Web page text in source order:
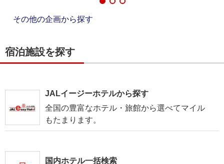
その他の企画から探す
宿泊施設を探す
JALイージーホテルから探す
全国の豊富なホテル・旅館から選べてマイル
もたまります。
国内ホテル一括検索